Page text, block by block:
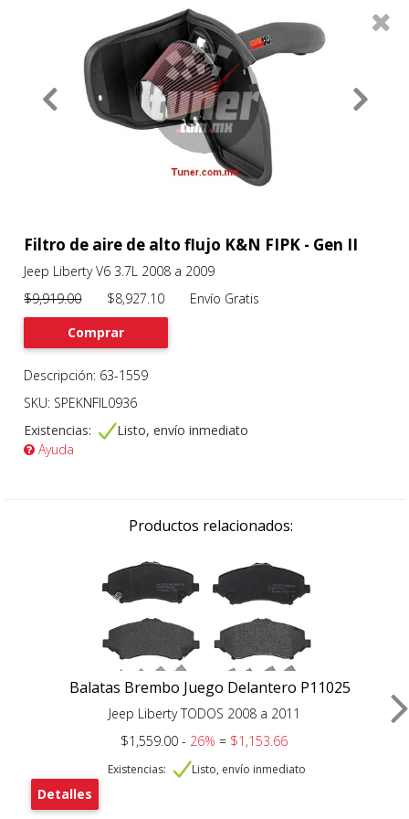
About
Services
Productos Filtros 0
Previous
Filtro de aire de alto flujo K&N FIPK - Gen II
Jeep Liberty V6 3.7L 2008 a 2009
$9,919.00$8,927.10 Envío Gratis
Comprar
Descripción: 63-1559
SKU: SPEKNFIL0936
Existencias:
Listo, envío inmediato
Ayuda
Productos relacionados:
Balatas Brembo Juego Delantero P11025
Jeep Liberty TODOS 2008 a 2011
$1,559.00 - 26%= $1,153.66
Existencias: Listo, envío inmediato
Detalles